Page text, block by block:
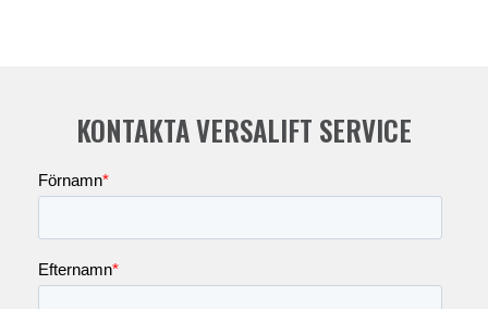
KONTAKTA VERSALIFT SERVICE